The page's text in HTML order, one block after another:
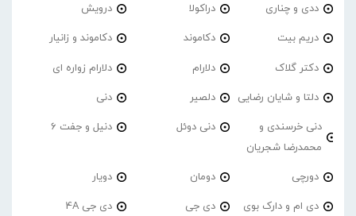
ددی و چناری دراکولا درویش
دریم بیت دکاموند دکاموند و زانیار
دکتر گلاک دلارام دلارام زواره ای
دلتا و شایان رضایی دلصیر دنی
دنی خرسندی و
محمدرضا شجریان
دنی دوئل دنیل و جفت 6
دورچی دومان دویار
دی ام و دارک بوی دی جی دی جی 4A